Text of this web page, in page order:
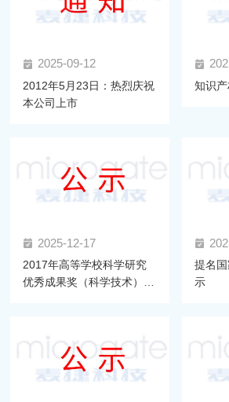
2025-09-12
2012年5月23日：热烈庆祝
本公司上市
知识
2025-12-17
2017年高等学校科学研究
优秀成果奖（科学技术）推
提名
示